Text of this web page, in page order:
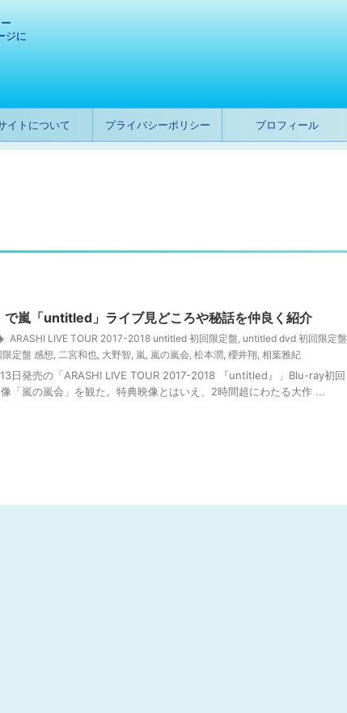
ジに
イトについて プライバシーポリシー プロフィール
で嵐「untitled」ライブ見どころや秘話を仲良く紹介
ARASHI LIVE TOUR 2017-2018 untitled 初回限定盤, untitled dvd 初回限定盤
定盤 感想, 二宮和也, 大野智, 嵐, 嵐の嵐会, 松本潤, 櫻井翔, 相葉雅紀
日発売の「ARASHI LIVE TOUR 2017-2018 『untitled』」Blu-ray初回
「嵐の嵐会」を観た。特典映像とはいえ、2時間超にわたる大作 ...